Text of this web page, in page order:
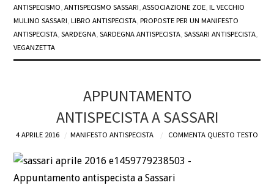
ANTISPECISMO,ANTISPECISMO SASSARI,ASSOCIAZIONE ZOE,IL VECCHIO
MULINO SASSARI,LIBRO ANTISPECISTA,PROPOSTE PER UN MANIFESTO
ANTISPECISTA,SARDEGNA,SARDEGNA ANTISPECISTA,SASSARI ANTISPECISTA,
VEGANZETTA
APPUNTAMENTO
ANTISPECISTA A SASSARI
4 APRILE 2016 MANIFESTO ANTISPECISTA COMMENTA QUESTO TESTO